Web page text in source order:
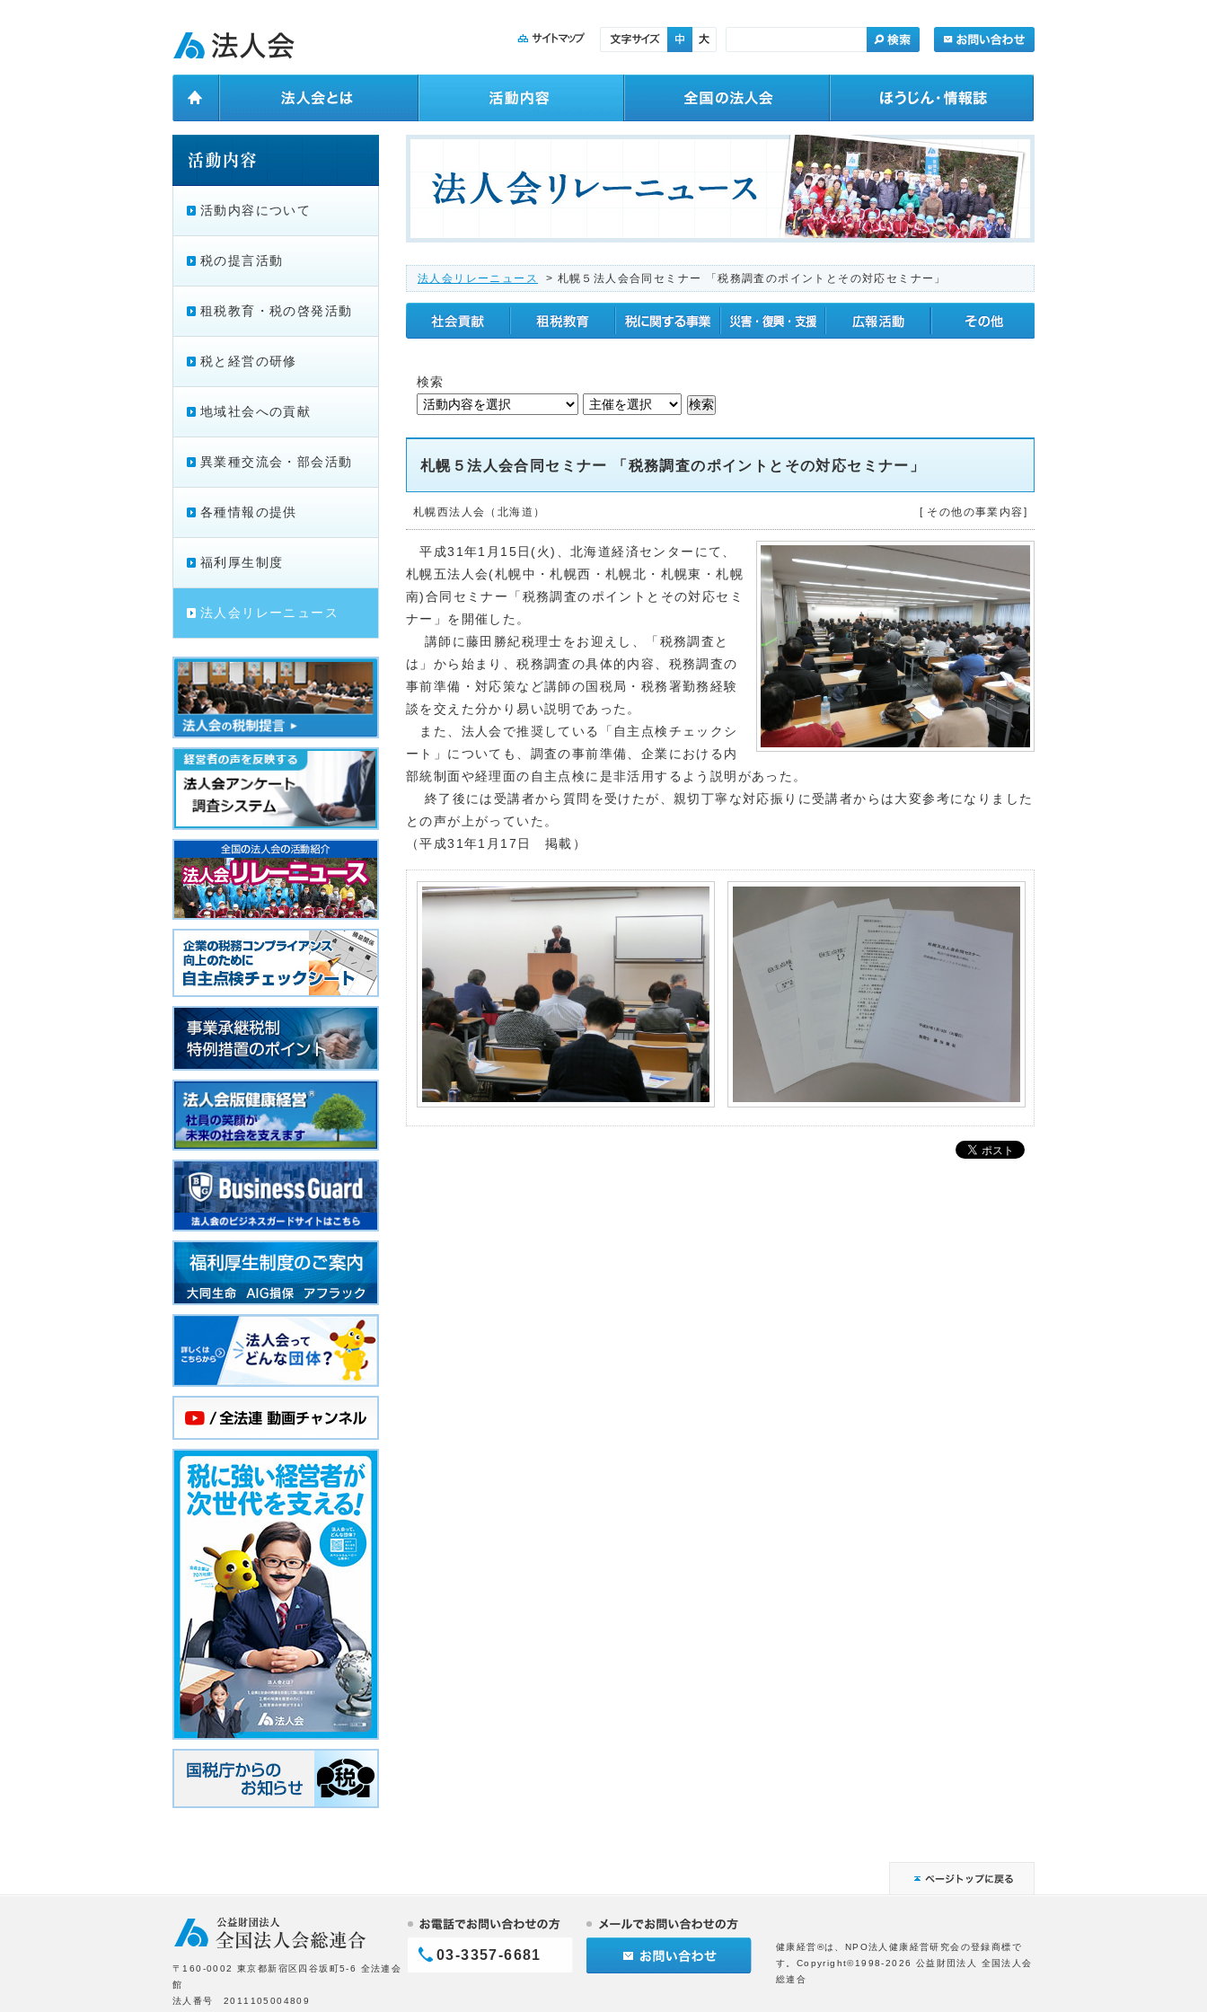
法人会リレーニュース > 札幌５法人会合同セミナー 「税務調査のポイントとその対応セミナー」
社会貢献 租税教育 税に関する事業 震災復興支援・応援広報活動 その他
検索
札幌５法人会合同セミナー 「税務調査のポイントとその対応セミナー」
札幌西法人会（北海道） [ その他の事業内容]
平成31年1月15日(火)、北海道経済センターにて、
札幌五法人会(札幌中・札幌西・札幌北・札幌東・札幌
南)合同セミナー「税務調査のポイントとその対応セミ
ナー」を開催した。
講師に藤田勝紀税理士をお迎えし、「税務調査と
は」から始まり、税務調査の具体的内容、税務調査の
事前準備・対応策など講師の国税局・税務署勤務経験
談を交えた分かり易い説明であった。
また、法人会で推奨している「自主点検チェックシ
ート」についても、調査の事前準備、企業における内
部統制面や経理面の自主点検に是非活用するよう説明があった。
終了後には受講者から質問を受けたが、親切丁寧な対応振りに受講者からは大変参考になりました
との声が上がっていた。
（平成31年1月17日 掲載）
活動内容について
税の提言活動
租税教育・税の啓発活動
税と経営の研修
地域社会への貢献
異業種交流会・部会活動
各種情報の提供
福利厚生制度
法人会リレーニュース
〒160-0002 東京都新宿区四谷坂町5-6 全法連会
館
法人番号 2011105004809
03-3357-6681
健康経営®は、NPO法人健康経営研究会の登録商標で
す。Copyright©1998-2026 公益財団法人 全国法人会
総連合